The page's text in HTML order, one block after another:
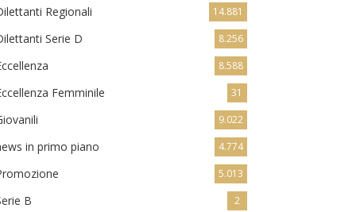
Regionali 14.881
Serie D 8.256
8.588
Femminile 31
9.022
in primo piano 4.774
5.013
B 2